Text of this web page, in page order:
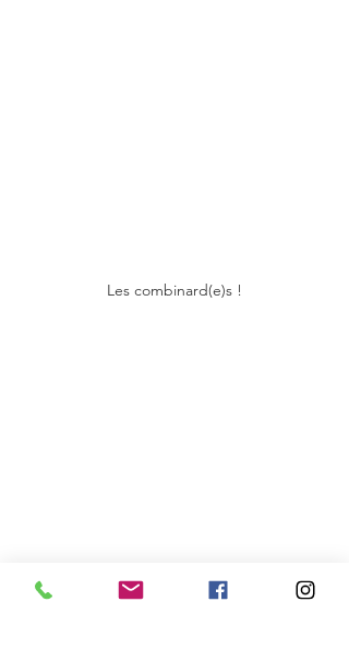
Les combinard(e)s !